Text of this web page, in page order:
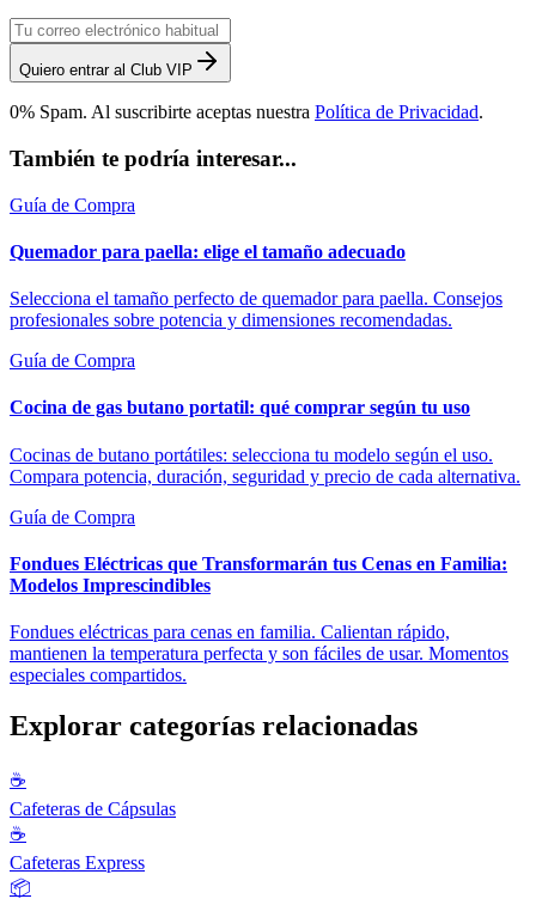
Quiero entrar al Club VIP
0% Spam. Al suscribirte aceptas nuestra Política de Privacidad.
También te podría interesar...
Guía de Compra
Quemador para paella: elige el tamaño adecuado
Selecciona el tamaño perfecto de quemador para paella. Consejos
profesionales sobre potencia y dimensiones recomendadas.
Guía de Compra
Cocina de gas butano portatil: qué comprar según tu uso
Cocinas de butano portátiles: selecciona tu modelo según el uso.
Compara potencia, duración, seguridad y precio de cada alternativa.
Guía de Compra
Fondues Eléctricas que Transformarán tus Cenas en Familia:
Modelos Imprescindibles
Fondues eléctricas para cenas en familia. Calientan rápido,
mantienen la temperatura perfecta y son fáciles de usar. Momentos
especiales compartidos.
Explorar categorías relacionadas
☕
Cafeteras de Cápsulas
☕
Cafeteras Express
📦